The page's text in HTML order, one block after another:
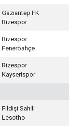
Gaziantep FK
Rizespor
Rizespor
Fenerbahçe
Rizespor
Kayserispor
Fildişi Sahili
Lesotho